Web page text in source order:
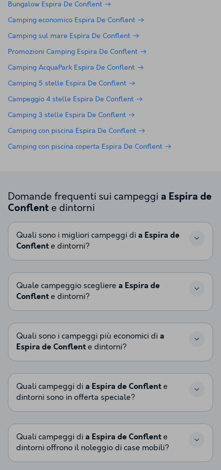
Bungalow Espira De Conflent
Camping economico Espira De Conflent
Camping sul mare Espira De Conflent
Promozioni Camping Espira De Conflent
Camping AcquaPark Espira De Conflent
Camping 5 stelle Espira De Conflent
Campeggio 4 stelle Espira De Conflent
Camping 3 stelle Espira De Conflent
Camping con piscina Espira De Conflent
Camping con piscina coperta Espira De Conflent
Domande frequenti sui campeggi a Espira de
Conflent e dintorni
Quali sono i migliori campeggi di a Espira de
Conflent e dintorni?
Quale campeggio scegliere a Espira de
Conflent e dintorni?
Quali sono i campeggi più economici di a
Espira de Conflent e dintorni?
Quali campeggi di a Espira de Conflent e
dintorni sono in offerta speciale?
Quali campeggi di a Espira de Conflent e
dintorni offrono il noleggio di case mobili?